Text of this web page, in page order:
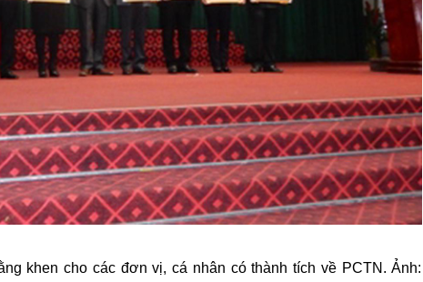
khen cho các đơn vị, cá nhân có thành tích về PCTN. Ảnh: